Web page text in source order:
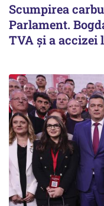
Scumpirea
Parlament.
TVA și a accizei